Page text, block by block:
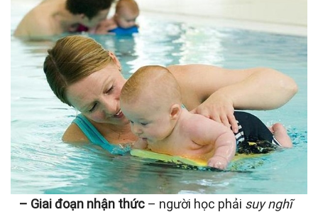
– Giai đoạn nhận thức – người học phải suy nghĩ